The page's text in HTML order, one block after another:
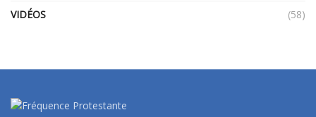
VIDÉOS
(58)